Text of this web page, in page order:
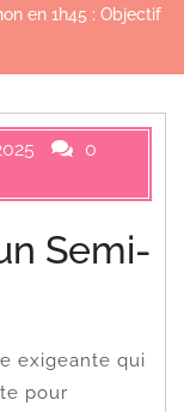
en 1h45 : Objectif
0
Semi-
exigeante qui
pour